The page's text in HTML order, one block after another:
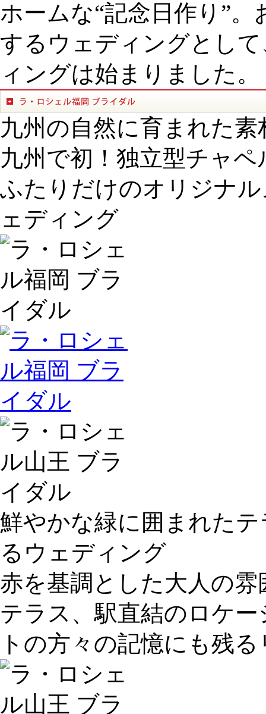
ホームな“記念日作り”
するウェディングとし
ィングは始まりました。
九州の自然に育まれた
九州で初！独立型チャ
ふたりだけのオリジナ
ェディング
鮮やかな緑に囲まれた
るウェディング
赤を基調とした大人の
テラス、駅直結のロケ
トの方々の記憶にも残